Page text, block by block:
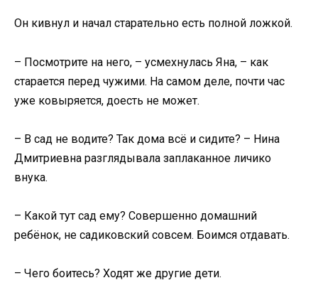
Он кивнул и начал старательно есть полной ложкой.
– Посмотрите на него, – усмехнулась Яна, – как
старается перед чужими. На самом деле, почти час
уже ковыряется, доесть не может.
– В сад не водите? Так дома всё и сидите? – Нина
Дмитриевна разглядывала заплаканное личико
внука.
– Какой тут сад ему? Совершенно домашний
ребёнок, не садиковский совсем. Боимся отдавать.
– Чего боитесь? Ходят же другие дети.